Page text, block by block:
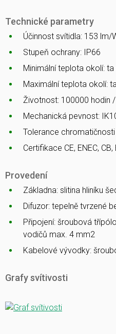
Technické parametry
Účinnost svítidla: 153 lm/
Stupeň ochrany: IP66
Minimální teplota okolí: ta
Maximální teplota okolí:
Životnost: 100000 hodin
Mechanická pevnost:
Tolerance
Certifikace CE, ENEC,
Provedení
Základna: slitina hliníku
Difuzor: tepelně tvrzené
Připojení: šroubová
vodičů max. 4 mm2
Kabelové vývodky:
Grafy svítivosti